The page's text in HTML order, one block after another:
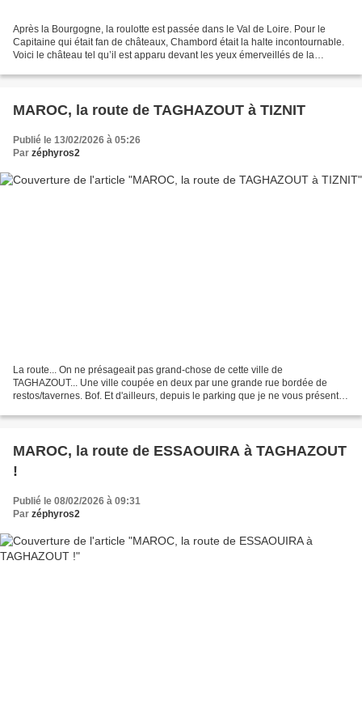
Après la Bourgogne, la roulotte est passée dans le Val de Loire. Pour le
Capitaine qui était fan de châteaux, Chambord était la halte incontournable.
Voici le château tel qu’il est apparu devant les yeux émerveillés de la
MAROC, la route de TAGHAZOUT à TIZNIT
Publié le 13/02/2026 à 05:26
Par zéphyros2
La route... On ne présageait pas grand-chose de cette ville de
TAGHAZOUT... Une ville coupée en deux par une grande rue bordée de
restos/tavernes. Bof. Et d'ailleurs, depuis le parking que je ne vous présente
MAROC, la route de ESSAOUIRA à TAGHAZOUT
!
Publié le 08/02/2026 à 09:31
Par zéphyros2